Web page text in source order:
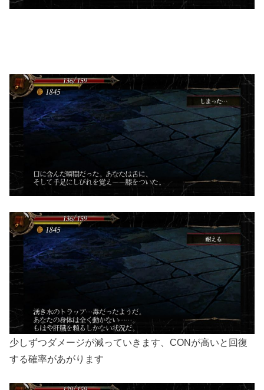
少しずつダメージが減っていきます、CONが高いと回復
する確率があがります